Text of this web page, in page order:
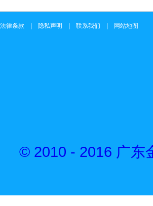
法律条款 | 隐私声明 | 联系我们 | 网站地图
© 2010 - 2016 广东